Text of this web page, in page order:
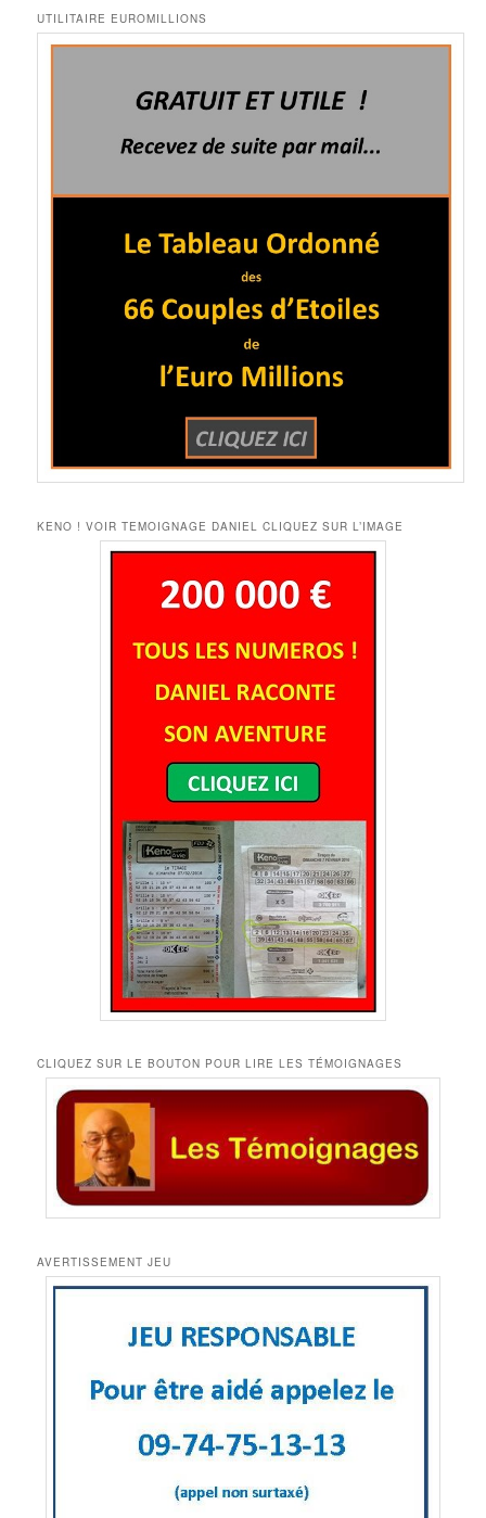
UTILITAIRE EUROMILLIONS
KENO ! VOIR TEMOIGNAGE DANIEL CLIQUEZ SUR L’IMAGE
CLIQUEZ SUR LE BOUTON POUR LIRE LES TÉMOIGNAGES
AVERTISSEMENT JEU